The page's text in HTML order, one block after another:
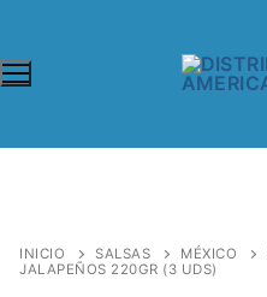
INICIO SALSAS MÉXICO
JALAPEÑOS 220GR (3 UDS)